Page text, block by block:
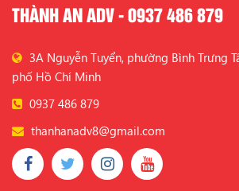
THÀNH AN ADV - 0937 486 879
3A Nguyễn Tuyển, phường Bình Trưng
phố Hồ Chí Minh
0937 486 879
thanhanadv8@gmail.com